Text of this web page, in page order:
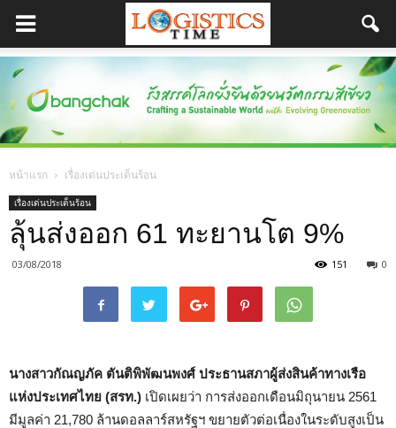
หน้าแรก เรื่องเด่นประเด็นร้อน
เรื่องเด่นประเด็นร้อน
ลุ้นส่งออก 61 ทะยานโต 9%
03/08/2018 0
151
นางสาวกัณญภัค ตันติพิพัฒนพงศ์ ประธานสภาผู้ส่งสินค้าทางเรือ
แห่งประเทศไทย (สรท.) เปิดเผยว่า การส่งออกเดือนมิถุนายน 2561
มีมูลค่า 21,780 ล้านดอลลาร์สหรัฐฯ ขยายตัวต่อเนื่องในระดับสูงเป็น